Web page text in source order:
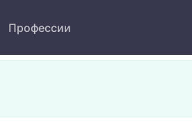
Профессии